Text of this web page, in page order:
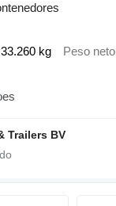
33.260 kg Peso neto
Trailers BV